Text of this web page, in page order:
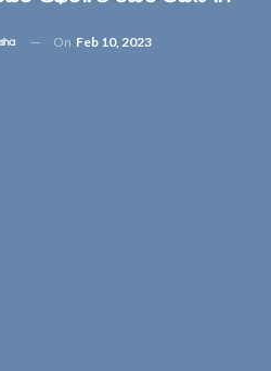
On Feb 10, 2023